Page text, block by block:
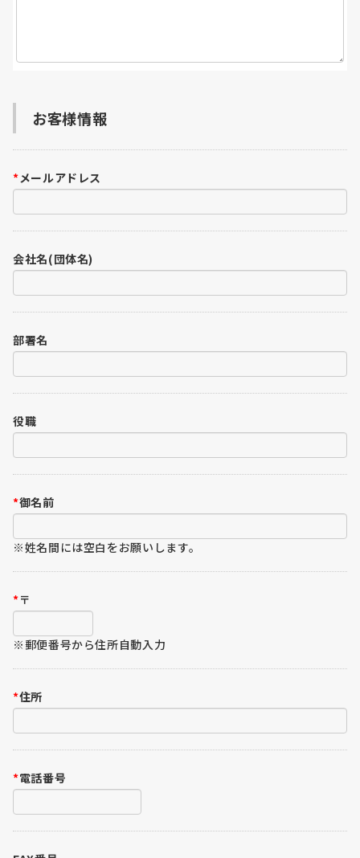
お客様情報
*メールアドレス
会社名(団体名)
部署名
役職
*御名前
※姓名間には空白をお願いします。
*〒
※郵便番号から住所自動入力
*住所
*電話番号